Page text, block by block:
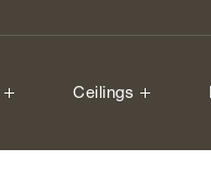
Ceilings